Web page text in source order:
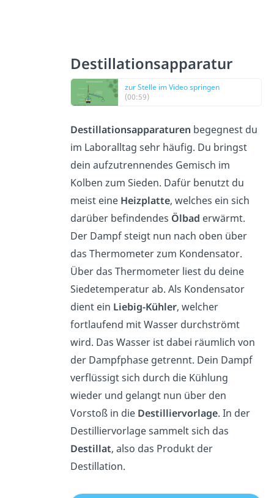
Destillationsapparatur
zur Stelle im Video springen
(00:59)
Destillationsapparaturen begegnest du
im Laboralltag sehr häufig. Du bringst
dein aufzutrennendes Gemisch im
Kolben zum Sieden. Dafür benutzt du
meist eine Heizplatte, welches ein sich
darüber befindendes Ölbad erwärmt.
Der Dampf steigt nun nach oben über
das Thermometer zum Kondensator.
Über das Thermometer liest du deine
Siedetemperatur ab. Als Kondensator
dient ein Liebig-Kühler, welcher
fortlaufend mit Wasser durchströmt
wird. Das Wasser ist dabei räumlich von
der Dampfphase getrennt. Dein Dampf
verflüssigt sich durch die Kühlung
wieder und gelangt nun über den
Vorstoß in die Destilliervorlage. In der
Destilliervorlage sammelt sich das
Destillat, also das Produkt der
Destillation.